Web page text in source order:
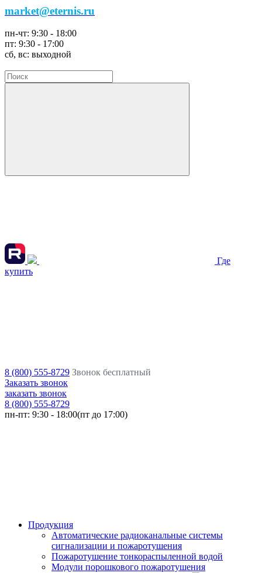
market@eternis.ru
пн-чт: 9:30 - 18:00
пт: 9:30 - 17:00
сб, вс: выходной
Где
купить
8 (800) 555-8729 Звонок бесплатный
Заказать звонок
заказать звонок
8 (800) 555-8729
пн-пт: 9:30 - 18:00(пт до 17:00)
Продукция
Автоматические радиоканальные системы
сигнализации и пожаротушения
Пожаротушение тонкораспыленной водой
Модули порошкового пожаротушения